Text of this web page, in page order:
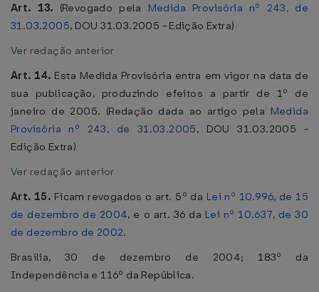
Art. 13. (Revogado pela Medida Provisória nº 243, de
31.03.2005, DOU 31.03.2005 - Edição Extra)
Ver redação anterior
Art. 14. Esta Medida Provisória entra em vigor na data de
sua publicação, produzindo efeitos a partir de 1º de
janeiro de 2005. (Redação dada ao artigo pela Medida
Provisória nº 243, de 31.03.2005, DOU 31.03.2005 -
Edição Extra)
Ver redação anterior
Art. 15. Ficam revogados o art. 5º da Lei nº 10.996, de 15
de dezembro de 2004, e o art. 36 da Lei nº 10.637, de 30
de dezembro de 2002.
Brasília, 30 de dezembro de 2004; 183º da
Independência e 116º da República.